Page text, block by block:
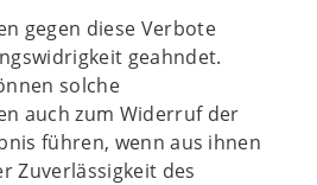
gegen diese Verbote
geahndet.
solche
auch zum Widerruf der
führen, wenn aus ihnen
Zuverlässigkeit des